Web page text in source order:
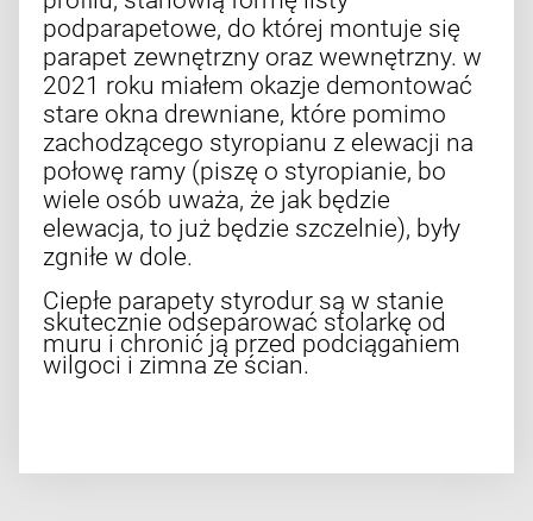
podparapetowe, do której montuje się
parapet zewnętrzny oraz wewnętrzny. w
2021 roku miałem okazje demontować
stare okna drewniane, które pomimo
zachodzącego styropianu z elewacji na
połowę ramy (piszę o styropianie, bo
wiele osób uważa, że jak będzie
elewacja, to już będzie szczelnie), były
zgniłe w dole.
Ciepłe parapety styrodur są w stanie
skutecznie odseparować stolarkę od
muru i chronić ją przed podciąganiem
wilgoci i zimna ze ścian.